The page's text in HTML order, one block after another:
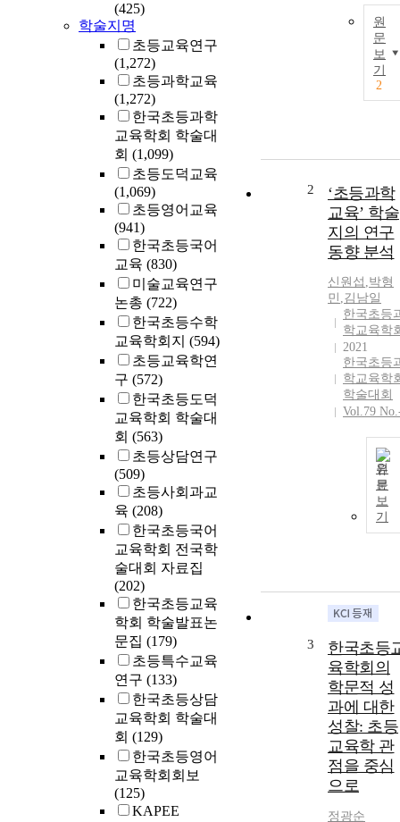
(425)
학술지명
초등교육연구
(1,272)
초등과학교육
(1,272)
한국초등과학
교육학회 학술대
회 (1,099)
초등도덕교육
(1,069)
초등영어교육
(941)
한국초등국어
교육 (830)
미술교육연구
논총 (722)
한국초등수학
교육학회지 (594)
초등교육학연
구 (572)
한국초등도덕
교육학회 학술대
회 (563)
초등상담연구
(509)
초등사회과교
육 (208)
한국초등국어
교육학회 전국학
술대회 자료집
(202)
한국초등교육
학회 학술발표논
문집 (179)
초등특수교육
연구 (133)
한국초등상담
교육학회 학술대
회 (129)
한국초등영어
교육학회회보
(125)
KAPEE
원
문
보
기
2
2
‘초등과학
교육’ 학술
지의 연구
동향 분석
신원섭 ,박형
민 ,김남일
한국초등
학교육학
2021
한국초등
학교육학
학술대회
Vol.79
원
문
보
기
3
한국초등
육학회의
학문적 성
과에 대한
성찰: 초등
교육학 관
점을 중심
으로
정광순